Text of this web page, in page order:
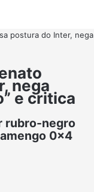
postura do Inter, nega
nega
e critica
rubro-negro
0x4